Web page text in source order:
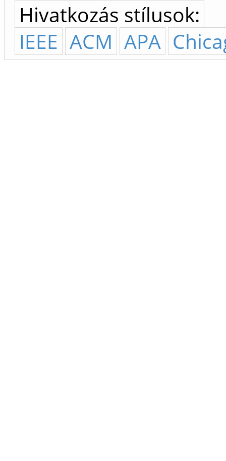
Hivatkozás stílusok:
IEEE ACM APA